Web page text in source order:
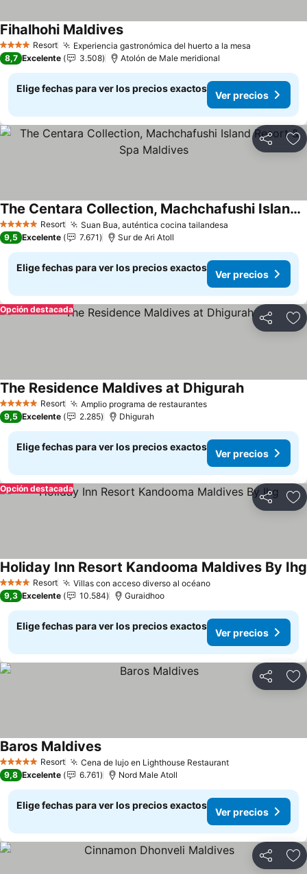
4 EstrellasResort Experiencia gastronómica del huerto a la mesa
Fihalhohi MaldivesVer precios
8,7 Excelente 3.508 Atolón de Male meridional
Elige fechas para ver los precios exactos
Ver precios
Compartir
5 Estrellas Resort Suan Bua, auténtica cocina tailandesa
The Centara Collection, Machchafushi Island Resort & Spa Maldives
Ver precios
9,5 Excelente 7.671 Sur de Ari Atoll
Elige fechas para ver los precios exactos
Ver precios
Compartir
Opción destacada
5 Estrellas Resort Amplio programa de restaurantesVer precios
The Residence Maldives at DhigurahVer precios
9,5 Excelente 2.285 Dhigurah
Elige fechas para ver los precios exactos
Ver precios
Compartir
Opción destacada
4 EstrellasResort Villas con acceso diverso al océanoVer precios
Holiday Inn Resort Kandooma Maldives By Ihg
9,3 Excelente 10.584 Guraidhoo
Elige fechas para ver los precios exactos
Ver precios
Compartir
5 Estrellas Resort Cena de lujo en Lighthouse RestaurantVer precios
Baros MaldivesVer precios
9,8 Excelente 6.761 Nord Male Atoll
Elige fechas para ver los precios exactos
Ver precios
Compartir